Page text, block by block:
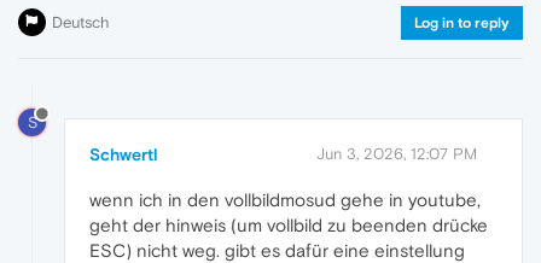
Deutsch Log in to reply
S
Schwertl Jun 3, 2026, 12:07 PM
wenn ich in den vollbildmosud gehe in youtube,
geht der hinweis (um vollbild zu beenden drücke
ESC) nicht weg. gibt es dafür eine einstellung